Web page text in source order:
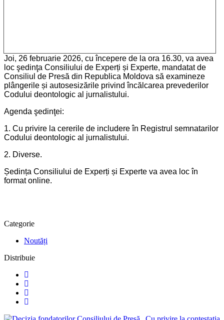
Joi, 26 februarie 2026, cu începere de la ora 16.30, va avea
loc şedinţa Consiliului de Experți și Experte, mandatat de
Consiliul de Presă din Republica Moldova să examineze
plângerile și autosesizările privind încălcarea prevederilor
Codului deontologic al jurnalistului.
Agenda şedinţei:
1. Cu privire la cererile de includere în Registrul semnatarilor
Codului deontologic al jurnalistului.
2. Diverse.
Ședința Consiliului de Experți și Experte va avea loc în
format online.
Categorie
Noutăți
Distribuie